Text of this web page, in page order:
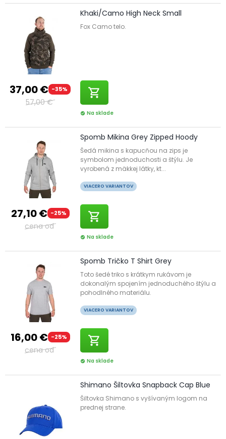
37,00 € -35%
57,00 €
Khaki/Camo High Neck Small
Fox Camo telo.
shopping_cart
check_circle Na sklade
27,10 € -25%
cena od
Spomb Mikina Grey Zipped Hoody
Šedá mikina s kapucňou na zips je
symbolom jednoduchosti a štýlu. Je
vyrobená z mäkkej látky, kt...
VIACERO VARIANTOV
shopping_cart
check_circle Na sklade
16,00 € -25%
cena od
Spomb Tričko T Shirt Grey
Toto šedé triko s krátkym rukávom je
dokonalým spojením jednoduchého štýlu a
pohodlného materiálu.
VIACERO VARIANTOV
shopping_cart
check_circle Na sklade
Shimano Šiltovka Snapback Cap Blue
Šiltovka Shimano s vyšívaným logom na
prednej strane.